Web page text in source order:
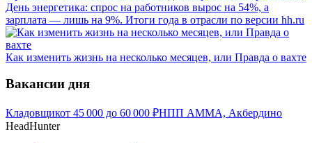
День энергетика: спрос на работников вырос на 54%, а
зарплата — лишь на 9%. Итоги года в отрасли по версии hh.ru
Как изменить жизнь на несколько месяцев, или Правда о вахте
Вакансии дня
Кладовщикот 45 000 до 60 000 ₽НПП АММА, Акбердино
HeadHunter